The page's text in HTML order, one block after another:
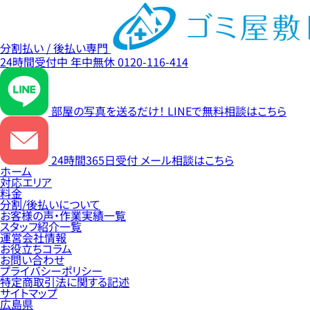
分割払い / 後払い専門
24時間受付中 年中無休0120-116-414
部屋の写真を送るだけ！ LINEで無料相談はこちら
24時間365日受付 メール相談はこちら
ホーム
対応エリア
料金
分割/後払いについて
お客様の声・作業実績一覧
スタッフ紹介一覧
運営会社情報
お役立ちコラム
お問い合わせ
プライバシーポリシー
特定商取引法に関する記述
サイトマップ
広島県